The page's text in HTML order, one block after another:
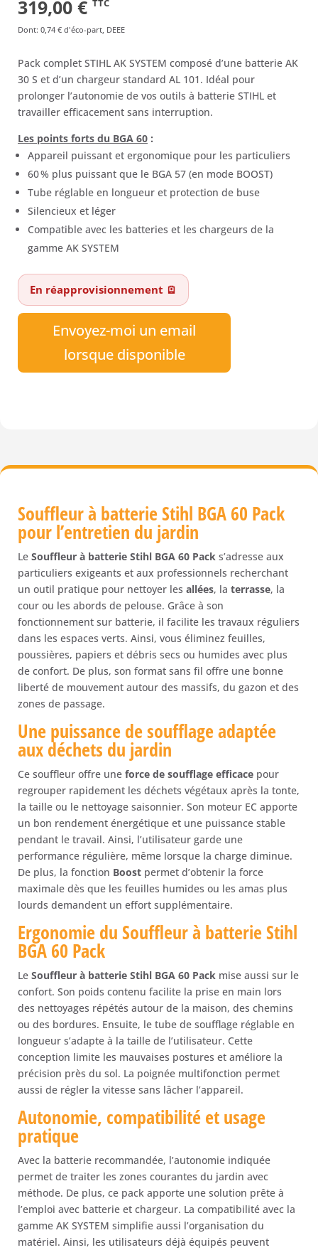
Le
prix
était :
329,00 €.
319,00 €Le
prix
est :
319,00 €.
TTC
Dont: 0,74 € d'éco-part, DEEE
Pack complet STIHL AK SYSTEM composé d’une batterie AK
30 S et d’un chargeur standard AL 101. Idéal pour
prolonger l’autonomie de vos outils à batterie STIHL et
travailler efficacement sans interruption.
Les points forts du BGA 60 :
Appareil puissant et ergonomique pour les particuliers
60 % plus puissant que le BGA 57 (en mode BOOST)
Tube réglable en longueur et protection de buse
Silencieux et léger
Compatible avec les batteries et les chargeurs de la
gamme AK SYSTEM
En réapprovisionnement 🪫
Envoyez-moi un email
lorsque disponible
Souffleur à batterie Stihl BGA 60 Pack
pour l’entretien du jardin
Le Souffleur à batterie Stihl BGA 60 Pack s’adresse aux
particuliers exigeants et aux professionnels recherchant
un outil pratique pour nettoyer les allées, la terrasse, la
cour ou les abords de pelouse. Grâce à son
fonctionnement sur batterie, il facilite les travaux réguliers
dans les espaces verts. Ainsi, vous éliminez feuilles,
poussières, papiers et débris secs ou humides avec plus
de confort. De plus, son format sans fil offre une bonne
liberté de mouvement autour des massifs, du gazon et des
zones de passage.
Une puissance de soufflage adaptée
aux déchets du jardin
Ce souffleur offre une force de soufflage efficace pour
regrouper rapidement les déchets végétaux après la tonte,
la taille ou le nettoyage saisonnier. Son moteur EC apporte
un bon rendement énergétique et une puissance stable
pendant le travail. Ainsi, l’utilisateur garde une
performance régulière, même lorsque la charge diminue.
De plus, la fonction Boost permet d’obtenir la force
maximale dès que les feuilles humides ou les amas plus
lourds demandent un effort supplémentaire.
Ergonomie du Souffleur à batterie Stihl
BGA 60 Pack
Le Souffleur à batterie Stihl BGA 60 Pack mise aussi sur le
confort. Son poids contenu facilite la prise en main lors
des nettoyages répétés autour de la maison, des chemins
ou des bordures. Ensuite, le tube de soufflage réglable en
longueur s’adapte à la taille de l’utilisateur. Cette
conception limite les mauvaises postures et améliore la
précision près du sol. La poignée multifonction permet
aussi de régler la vitesse sans lâcher l’appareil.
Autonomie, compatibilité et usage
pratique
Avec la batterie recommandée, l’autonomie indiquée
permet de traiter les zones courantes du jardin avec
méthode. De plus, ce pack apporte une solution prête à
l’emploi avec batterie et chargeur. La compatibilité avec la
gamme AK SYSTEM simplifie aussi l’organisation du
matériel. Ainsi, les utilisateurs déjà équipés peuvent